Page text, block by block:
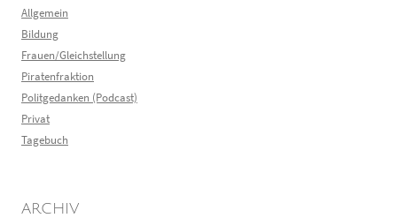
Allgemein
Bildung
Frauen/Gleichstellung
Piratenfraktion
Politgedanken (Podcast)
Privat
Tagebuch
ARCHIV